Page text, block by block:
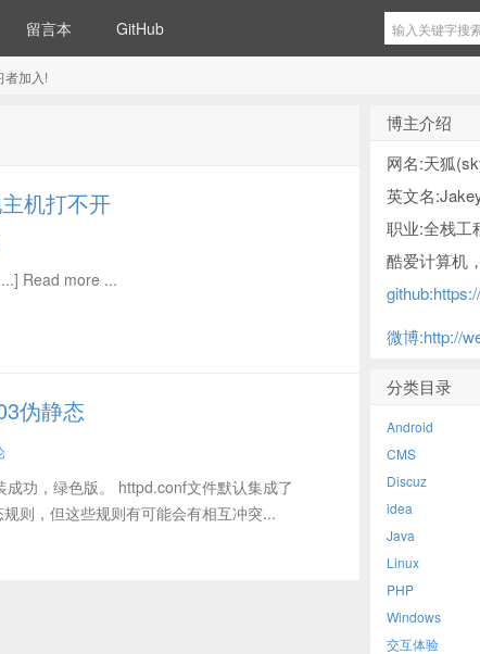
留言本 GitHub
者加入!
机打不开
Read more ...
伪静态
功，绿色版。 httpd.conf文件默认集成了
则，但这些规则有可能会有相互冲突...
博主介绍
网名:天狐
英文名
职业:全栈工
酷爱计算机
微博:http://
分类目录
Android
CMS
Discuz
idea
Java
Linux
PHP
Windows
交互体验